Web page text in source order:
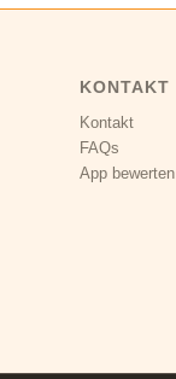
KONTAKT
Kontakt
FAQs
App bewerten